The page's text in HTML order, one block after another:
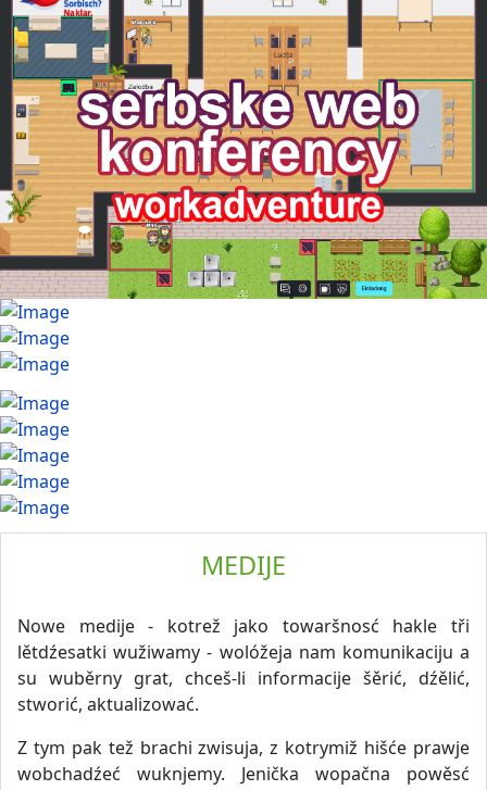
MEDIJE
Nowe medije - kotrež jako towaršnosć hakle tři
lětdźesatki wužiwamy - wolóžeja nam komunikaciju a
su wuběrny grat, chceš-li informacije šěrić, dźělić,
stworić, aktualizować.
Z tym pak tež brachi zwisuja, z kotrymiž hišće prawje
wobchadźeć wuknjemy. Jenička wopačna powěsć